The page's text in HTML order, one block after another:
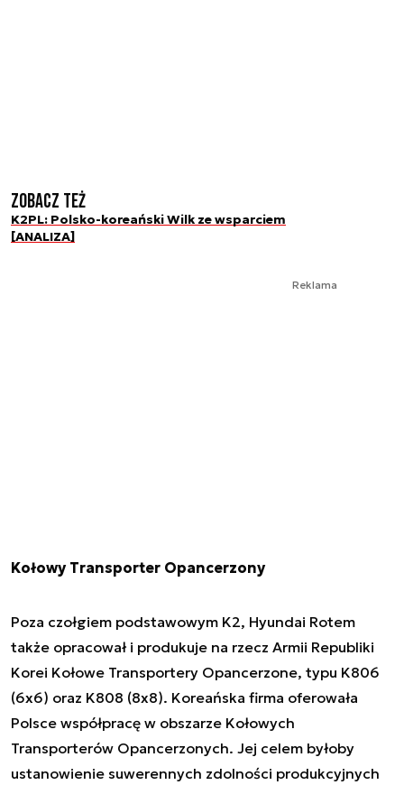
Zobacz też
K2PL: Polsko-koreański Wilk ze wsparciem
[ANALIZA]
Reklama
Kołowy Transporter Opancerzony
Poza czołgiem podstawowym K2, Hyundai Rotem
także opracował i produkuje na rzecz Armii Republiki
Korei Kołowe Transportery Opancerzone, typu K806
(6x6) oraz K808 (8x8). Koreańska firma oferowała
Polsce współpracę w obszarze Kołowych
Transporterów Opancerzonych. Jej celem byłoby
ustanowienie suwerennych zdolności produkcyjnych